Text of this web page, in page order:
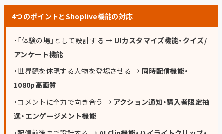
4つのポイントとShoplive機能の対応
・「体験の場」として設計する → UIカスタマイズ機能・クイズ/
アンケート機能
・世界観を体現する人物を登場させる → 同時配信機能・
1080p高画質
・コメントに全力で向き合う → アクション通知・購入者限定抽
選・エンゲージメント機能